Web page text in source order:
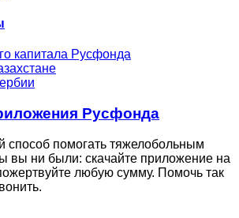
капитала Русфонда
Русфонда
способ помогать тяжелобольным
вы ни были: скачайте приложение на
любую сумму. Помочь так